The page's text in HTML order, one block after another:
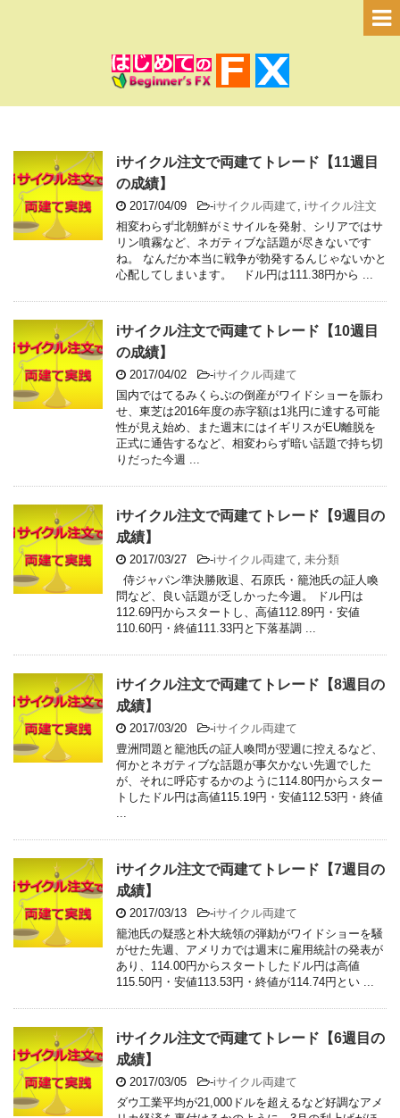
iサイクル注文で両建てトレード【11週目
の成績】
2017/04/09 -iサイクル両建て
iサイクル注文
相変わらず北朝鮮がミサイルを発射、シリアではサ
リン噴霧など、ネガティブな話題が尽きないです
ね。 なんだか本当に戦争が勃発するんじゃないかと
心配してしまいます。 ドル円は111.38円から ...
iサイクル注文で両建てトレード【10週目
の成績】
2017/04/02 -iサイクル両建て
国内ではてるみくらぶの倒産がワイドショーを賑わ
せ、東芝は2016年度の赤字額は1兆円に達する可能
性が見え始め、また週末にはイギリスがEU離脱を
正式に通告するなど、相変わらず暗い話題で持ち切
りだった今週 ...
iサイクル注文で両建てトレード【9週目の
成績】
2017/03/27 -iサイクル両建て
未分類
侍ジャパン準決勝敗退、石原氏・籠池氏の証人喚
問など、良い話題が乏しかった今週。 ドル円は
112.69円からスタートし、高値112.89円・安値
110.60円・終値111.33円と下落基調 ...
iサイクル注文で両建てトレード【8週目の
成績】
2017/03/20 -iサイクル両建て
豊洲問題と籠池氏の証人喚問が翌週に控えるなど、
何かとネガティブな話題が事欠かない先週でした
が、それに呼応するかのように114.80円からスター
トしたドル円は高値115.19円・安値112.53円・終値
iサイクル注文で両建てトレード【7週目の
成績】
2017/03/13 -iサイクル両建て
籠池氏の疑惑と朴大統領の弾劾がワイドショーを騒
がせた先週、アメリカでは週末に雇用統計の発表が
あり、114.00円からスタートしたドル円は高値
115.50円・安値113.53円・終値が114.74円とい ...
iサイクル注文で両建てトレード【6週目の
成績】
2017/03/05 -iサイクル両建て
ダウ工業平均が21,000ドルを超えるなど好調なアメ